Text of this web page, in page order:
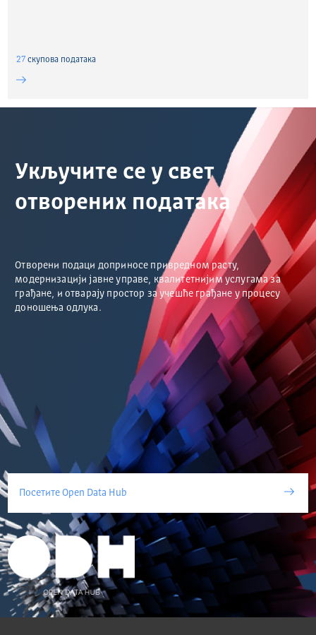
27 скуповa података
Укључите се у свет
отворених података
Отворени подаци доприносе привредном расту,
модернизацији јавне управе, квалитетнијим услугама за
грађане, и отварају простор за учешће грађане у процесу
доношења одлука.
Посетите Open Data Hub